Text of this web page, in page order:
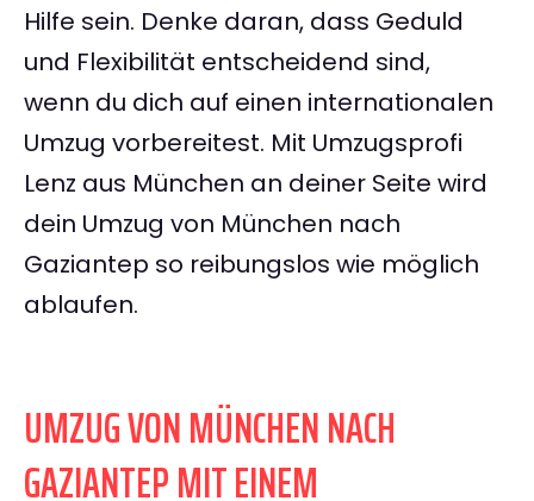
Hilfe sein. Denke daran, dass Geduld
und Flexibilität entscheidend sind,
wenn du dich auf einen internationalen
Umzug vorbereitest. Mit Umzugsprofi
Lenz aus München an deiner Seite wird
dein Umzug von München nach
Gaziantep so reibungslos wie möglich
ablaufen.
UMZUG VON MÜNCHEN NACH
GAZIANTEP MIT EINEM